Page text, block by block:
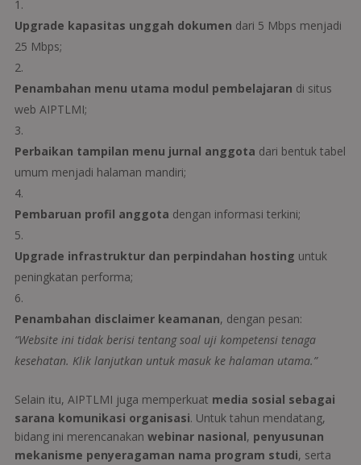
Upgrade kapasitas unggah dokumen dari 5 Mbps menjadi
25 Mbps;
Penambahan menu utama modul pembelajaran di situs
web AIPTLMI;
Perbaikan tampilan menu jurnal anggota dari bentuk tabel
umum menjadi halaman mandiri;
Pembaruan profil anggota dengan informasi terkini;
Upgrade infrastruktur dan perpindahan hosting untuk
peningkatan performa;
Penambahan disclaimer keamanan, dengan pesan:
“Website ini tidak berisi tentang soal uji kompetensi tenaga
kesehatan. Klik lanjutkan untuk masuk ke halaman utama.”
Selain itu, AIPTLMI juga memperkuat media sosial sebagai
sarana komunikasi organisasi. Untuk tahun mendatang,
bidang ini merencanakan webinar nasional, penyusunan
mekanisme penyeragaman nama program studi, serta